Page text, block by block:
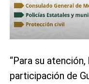
“Para su
participación de